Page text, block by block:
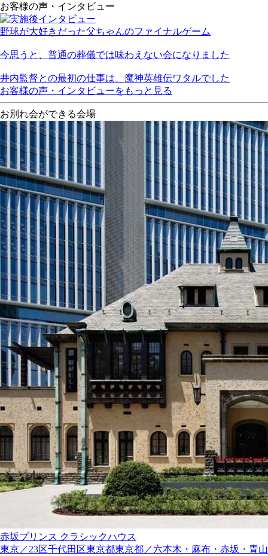
お客様の声・インタビュー
野球が大好きだった父ちゃんのファイナルゲーム
今思うと、普通の葬儀では味わえない会になりました
井内監督との最初の仕事は、魔神英雄伝ワタルでした
お客様の声・インタビューをもっと見る
お別れ会ができる会場
赤坂プリンス クラシックハウス
東京／23区千代田区東京都東京都／六本木・麻布・赤坂・青山